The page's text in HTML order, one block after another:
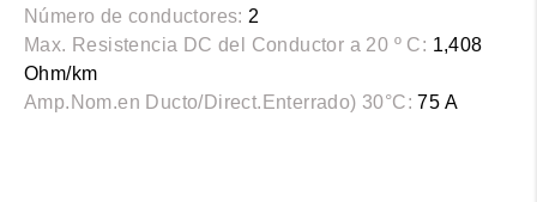
Número de conductores: 2
Max. Resistencia DC del Conductor a 20 º C: 1,408
Ohm/km
Amp.Nom.en Ducto/Direct.Enterrado) 30°C: 75 A